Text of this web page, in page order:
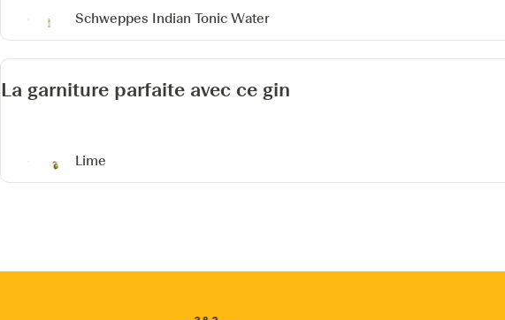
Schweppes Indian Tonic Water
La garniture parfaite avec ce gin
Lime